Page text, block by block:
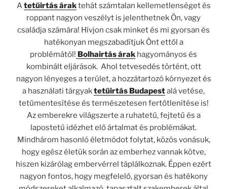
Atetűirtás áraktehát számtalan kellemetlenséget és
roppant nagyon veszélyt is jelenthetnek Ön, vagy
családja számára! Hívjon csak minket és mi gyorsan és
hatékonyan megszabadítjuk Önt ettől a
problémától! Bolhairtás árak hagyományos és
kombinált eljárások. Ahol tetvesedés történt, ott
nagyon lényeges a terület, a hozzátartozó környezet és
a használati tárgyaktetűirtás Budapestalá vetése,
tetűmentesítése és természetesen fertőtlenítése is!
Az emberekre világszerte a ruhatetű, fejtetű és a
lapostetű idézhet elő ártalmat és problémákat.
Mindhárom hasonló életmódot folytat, közös vonásuk,
hogy egész életük során az emberhez vannak kötve,
hiszen kizárólag embervérrel táplálkoznak. Éppen ezért
nagyon fontos, hogy megfelelő, gyorsan és hatékony